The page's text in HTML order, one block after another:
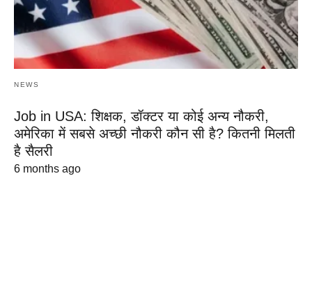
NEWS
Job in USA: शिक्षक, डॉक्टर या कोई अन्य नौकरी,
अमेरिका में सबसे अच्छी नौकरी कौन सी है? कितनी मिलती
है सैलरी
6 months ago